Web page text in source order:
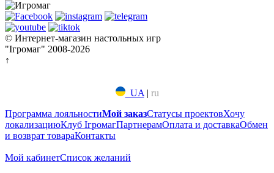
© Интернет-магазин настольных игр
"Ігромаг" 2008-2026
↑
UA | ru
Программа лояльностиМой заказСтатусы проектовХочу
локализациюКлуб ІгромагПартнерамОплата и доставкаОбмен
и возврат товараКонтакты
Мой кабинетСписок желаний